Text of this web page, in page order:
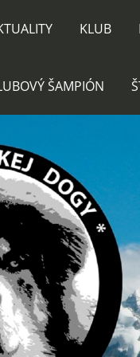
KLUB
ŠAMPIÓN